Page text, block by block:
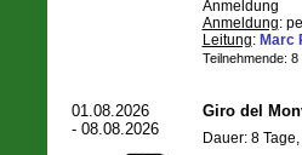
Anmeldung
Anmeldung:
Leitung: Marc
Teilnehmende:
01.08.2026
- 08.08.2026
Giro del
Dauer: 8